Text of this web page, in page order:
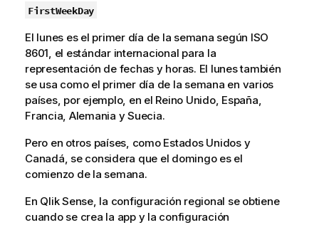
FirstWeekDay
El lunes es el primer día de la semana según ISO
8601, el estándar internacional para la
representación de fechas y horas. El lunes también
se usa como el primer día de la semana en varios
países, por ejemplo, en el Reino Unido, España,
Francia, Alemania y Suecia.
Pero en otros países, como Estados Unidos y
Canadá, se considera que el domingo es el
comienzo de la semana.
En Qlik Sense, la configuración regional se obtiene
cuando se crea la app y la configuración